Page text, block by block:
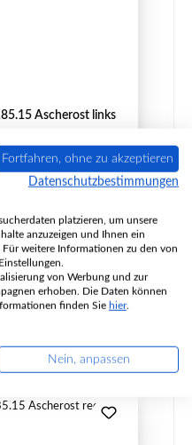
Ascherost links
Sohn
Preis:
€
2-3 Wochen
Fortfahren, ohne zu akzeptieren
Datenschutzbestimmungen
platzieren, um unsere
anzuzeigen und Ihnen ein
weitere Informationen zu den von
von Werbung und zur
erhoben. Die Daten können
finden Sie hier.
Nein, anpassen